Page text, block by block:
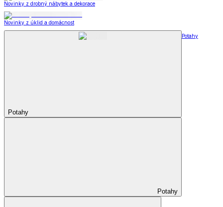
Novinky z drobný nábytek a dekorace
Novinky z úklid a domácnost
Potahy
Potahy
Potahy